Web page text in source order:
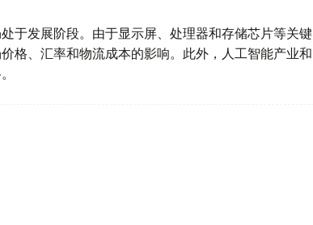
于发展阶段。由于显示屏、处理器和存储芯片等关键
格、汇率和物流成本的影响。此外，人工智能产业和